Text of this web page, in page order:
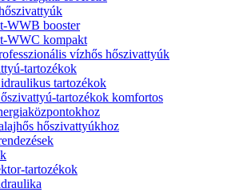
WWB booster
WWC kompakt
vízhős hőszivattyúk
tartozékok
tartozékok
tartozékok komfortos
hőszivattyúkhoz
tartozékok